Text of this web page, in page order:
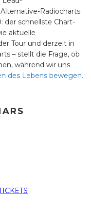
Radiocharts
der schnellste Chart-
aktuelle
Tour und derzeit in
– stellt die Frage, ob
während wir uns
des Lebens bewegen.